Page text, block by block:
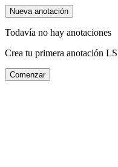
Nueva anotación
Todavía no hay anotaciones
Crea tu primera anotación
Comenzar